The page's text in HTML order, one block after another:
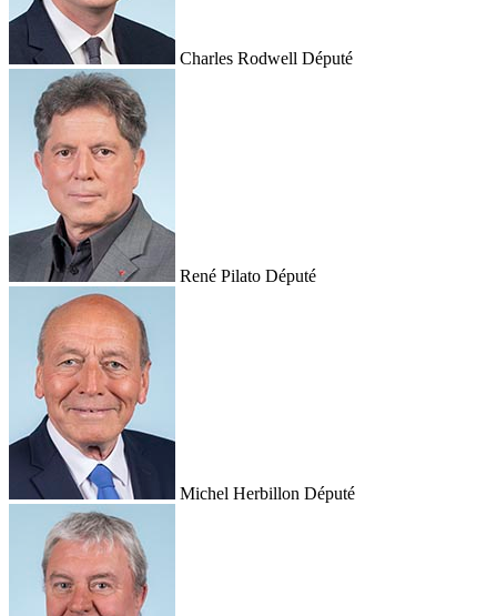
Charles Rodwell Député
René Pilato Député
Michel Herbillon Député